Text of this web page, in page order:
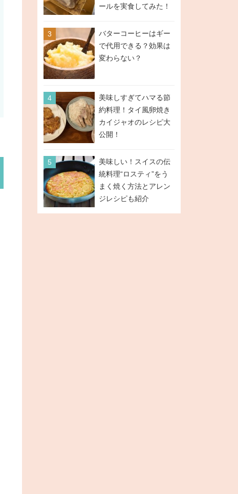
ールを実食してみた！
バターコーヒーはギー
で代用できる？効果は
変わらない？
美味しすぎてハマる節
約料理！タイ風卵焼き
カイジャオのレシピ大
公開！
美味しい！スイスの伝
統料理“ロスティ”をう
まく焼く方法とアレン
ジレシピも紹介